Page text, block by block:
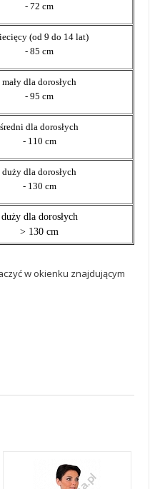
- 72 cm
(od 9 do 14 lat)
- 85 cm
mały dla dorosłych
- 95 cm
średni dla dorosłych
- 110 cm
duży dla dorosłych
- 130 cm
duży dla dorosłych
> 130 cm
w okienku znajdującym